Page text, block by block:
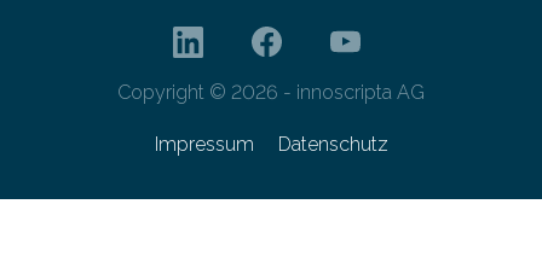
Copyright © 2026 - innoscripta AG
Impressum Datenschutz